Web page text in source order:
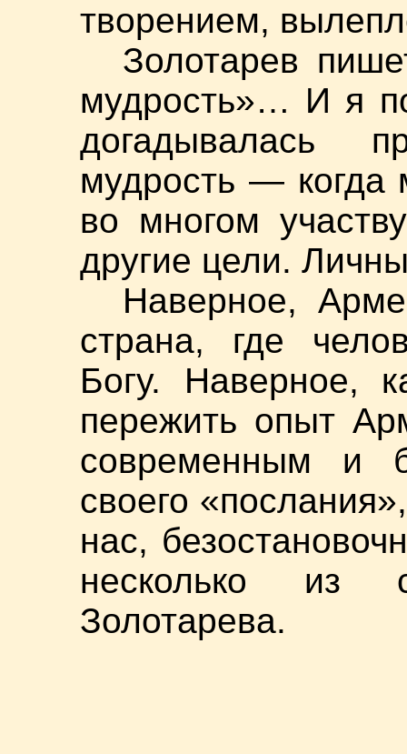
творением,
Золотарев
мудрость»… И я
догадывалась
мудрость — когда
во многом
другие цели.
Наверное,
страна, где
Богу. Наверное,
пережить опыт
современным и
своего
нас,
несколько из
Золотарева.